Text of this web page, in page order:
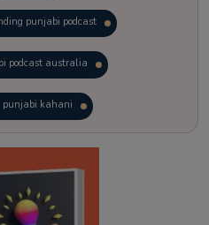
punjabi podcast
podcast australia
punjabi kahani
story